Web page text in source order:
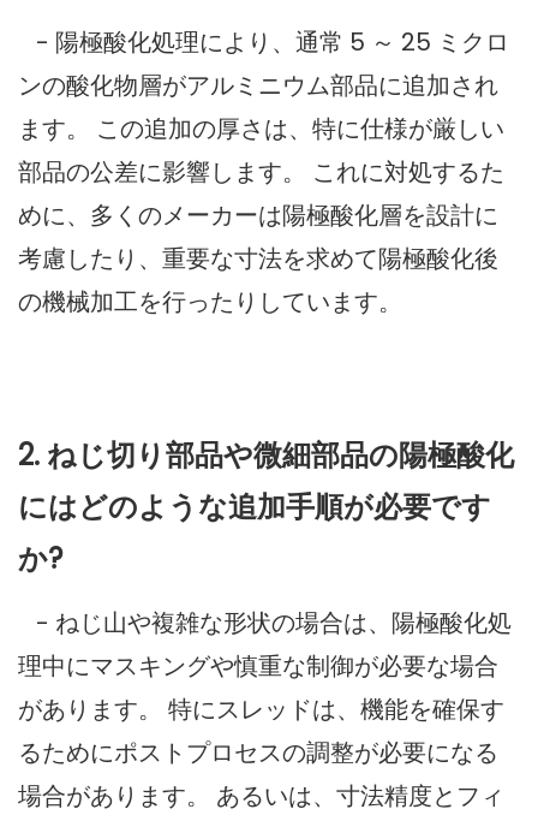
- 陽極酸化処理により、通常 5 ～ 25 ミクロ
ンの酸化物層がアルミニウム部品に追加され
ます。 この追加の厚さは、特に仕様が厳しい
部品の公差に影響します。 これに対処するた
めに、多くのメーカーは陽極酸化層を設計に
考慮したり、重要な寸法を求めて陽極酸化後
の機械加工を行ったりしています。
2. ねじ切り部品や微細部品の陽極酸化
にはどのような追加手順が必要です
か?
- ねじ山や複雑な形状の場合は、陽極酸化処
理中にマスキングや慎重な制御が必要な場合
があります。 特にスレッドは、機能を確保す
るためにポストプロセスの調整が必要になる
場合があります。 あるいは、寸法精度とフィ